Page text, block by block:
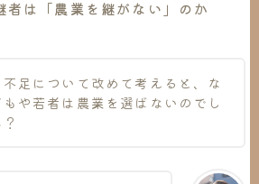
者は「農業を継がない」のか
足について改めて考えると、な
や若者は農業を選ばないのでし